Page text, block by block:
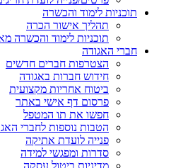
תוכניות לימוד והכשרה
תהליך אישור הכרה
תוכניות לימוד והכשרה
חברי האגודה
הצטרפות חברים חדשים
חידוש חברות באגודה
ביטוח אחריות מקצועית
פרסום דף אישי באתר
חפשו את תו המטפל
הטבות נוספות לחברי
פנייה לועדת אתיקה
סדרות ומפגשי למידה
מדיניות ביטול עסקה